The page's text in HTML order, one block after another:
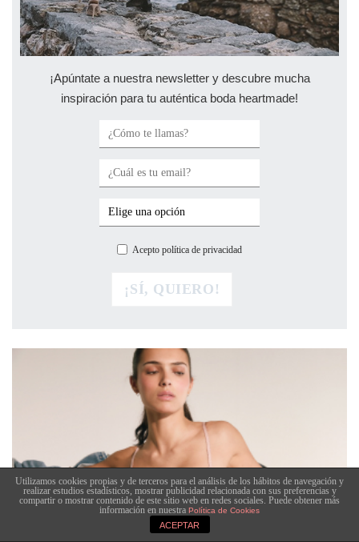
¡Apúntate a nuestra newsletter y descubre mucha
inspiración para tu auténtica boda heartmade!
Acepto política de privacidad
Utilizamos cookies propias y de terceros para el análisis de los hábitos de navegación y
realizar estudios estadísticos, mostrar publicidad relacionada con sus preferencias y
compartir o mostrar contenido de este sitio web en redes sociales. Puede obtener más
información en nuestra Política de Cookies
ACEPTAR